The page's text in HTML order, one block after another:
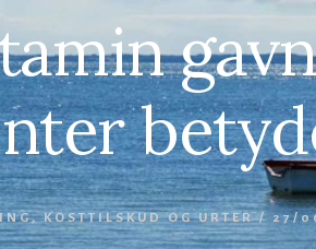
,KOSTTILSKUD OG URTER/ 27/